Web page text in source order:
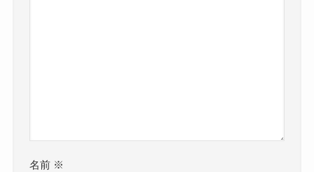
名前 ※